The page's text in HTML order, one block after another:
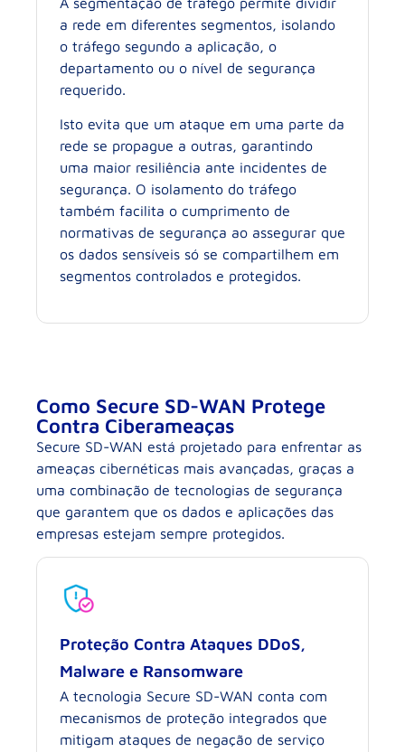
a rede em diferentes segmentos, isolando
o tráfego segundo a aplicação, o
departamento ou o nível de segurança
requerido.
Isto evita que um ataque em uma parte da
rede se propague a outras, garantindo
uma maior resiliência ante incidentes de
segurança. O isolamento do tráfego
também facilita o cumprimento de
normativas de segurança ao assegurar que
os dados sensíveis só se compartilhem em
segmentos controlados e protegidos.
Como Secure SD-WAN Protege
Contra Ciberameaças
Secure SD-WAN está projetado para enfrentar as
ameaças cibernéticas mais avançadas, graças a
uma combinação de tecnologias de segurança
que garantem que os dados e aplicações das
empresas estejam sempre protegidos.
Proteção Contra Ataques DDoS,
Malware e Ransomware
A tecnologia Secure SD-WAN conta com
mecanismos de proteção integrados que
mitigam ataques de negação de serviço